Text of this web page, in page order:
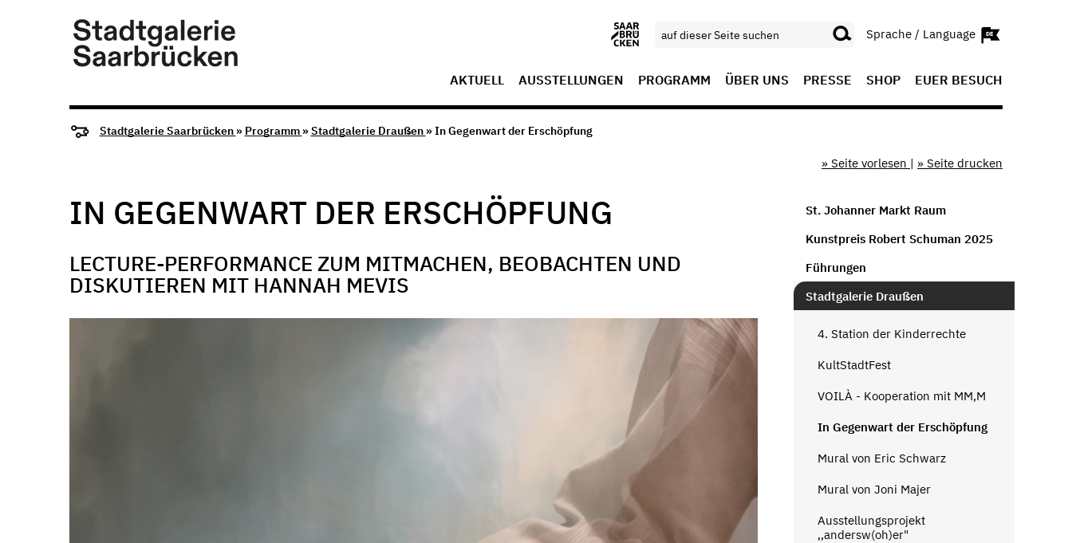
Sprache / Language
AKTUELL AUSSTELLUNGEN PROGRAMM ÜBER UNS PRESSE SHOP EUER BESUCH
Stadtgalerie Saarbrücken » Programm »Stadtgalerie Draußen » In Gegenwart der Erschöpfung
» Seite vorlesen | » Seite drucken
IN GEGENWART DER ERSCHÖPFUNG
LECTURE-PERFORMANCE ZUM MITMACHEN, BEOBACHTEN UND
DISKUTIEREN MIT HANNAH MEVIS
St. Johanner Markt Raum
Kunstpreis Robert Schuman 2025
Führungen
Stadtgalerie Draußen
4. Station der Kinderrechte
KultStadtFest
VOILÀ - Kooperation mit MM,M
In Gegenwart der Erschöpfung
Mural von Eric Schwarz
Mural von Joni Majer
Ausstellungsprojekt
‚‚andersw(oh)er"